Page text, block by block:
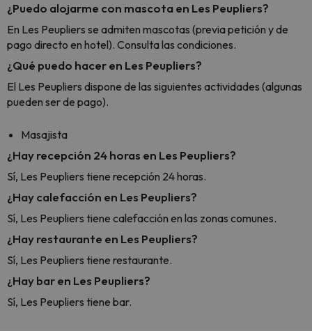
¿Puedo alojarme con mascota en Les Peupliers?
En Les Peupliers se admiten mascotas (previa petición y de
pago directo en hotel). Consulta las condiciones.
¿Qué puedo hacer en Les Peupliers?
El Les Peupliers dispone de las siguientes actividades (algunas
pueden ser de pago).
Masajista
¿Hay recepción 24 horas en Les Peupliers?
Sí, Les Peupliers tiene recepción 24 horas.
¿Hay calefacción en Les Peupliers?
Sí, Les Peupliers tiene calefacción en las zonas comunes.
¿Hay restaurante en Les Peupliers?
Sí, Les Peupliers tiene restaurante.
¿Hay bar en Les Peupliers?
Sí, Les Peupliers tiene bar.